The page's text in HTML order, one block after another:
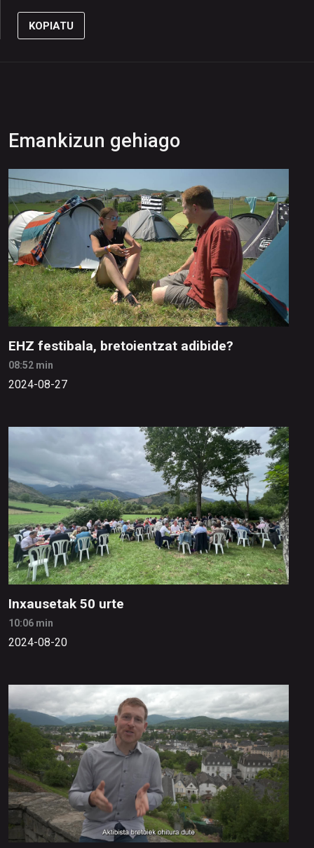
KOPIATU
Emankizun gehiago
EHZ festibala, bretoientzat adibide?
08:52 min
2024-08-27
Inxausetak 50 urte
10:06 min
2024-08-20